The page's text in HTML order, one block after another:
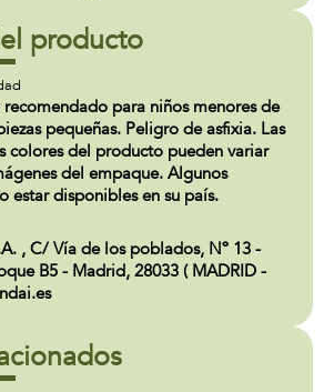
producto
para niños menores de
pequeñas. Peligro de asfixia. Las
colores del producto pueden variar
del empaque. Algunos
estar disponibles en su país.
, C/ Vía de los poblados, Nº 13 -
B5 - Madrid, 28033 ( MADRID -